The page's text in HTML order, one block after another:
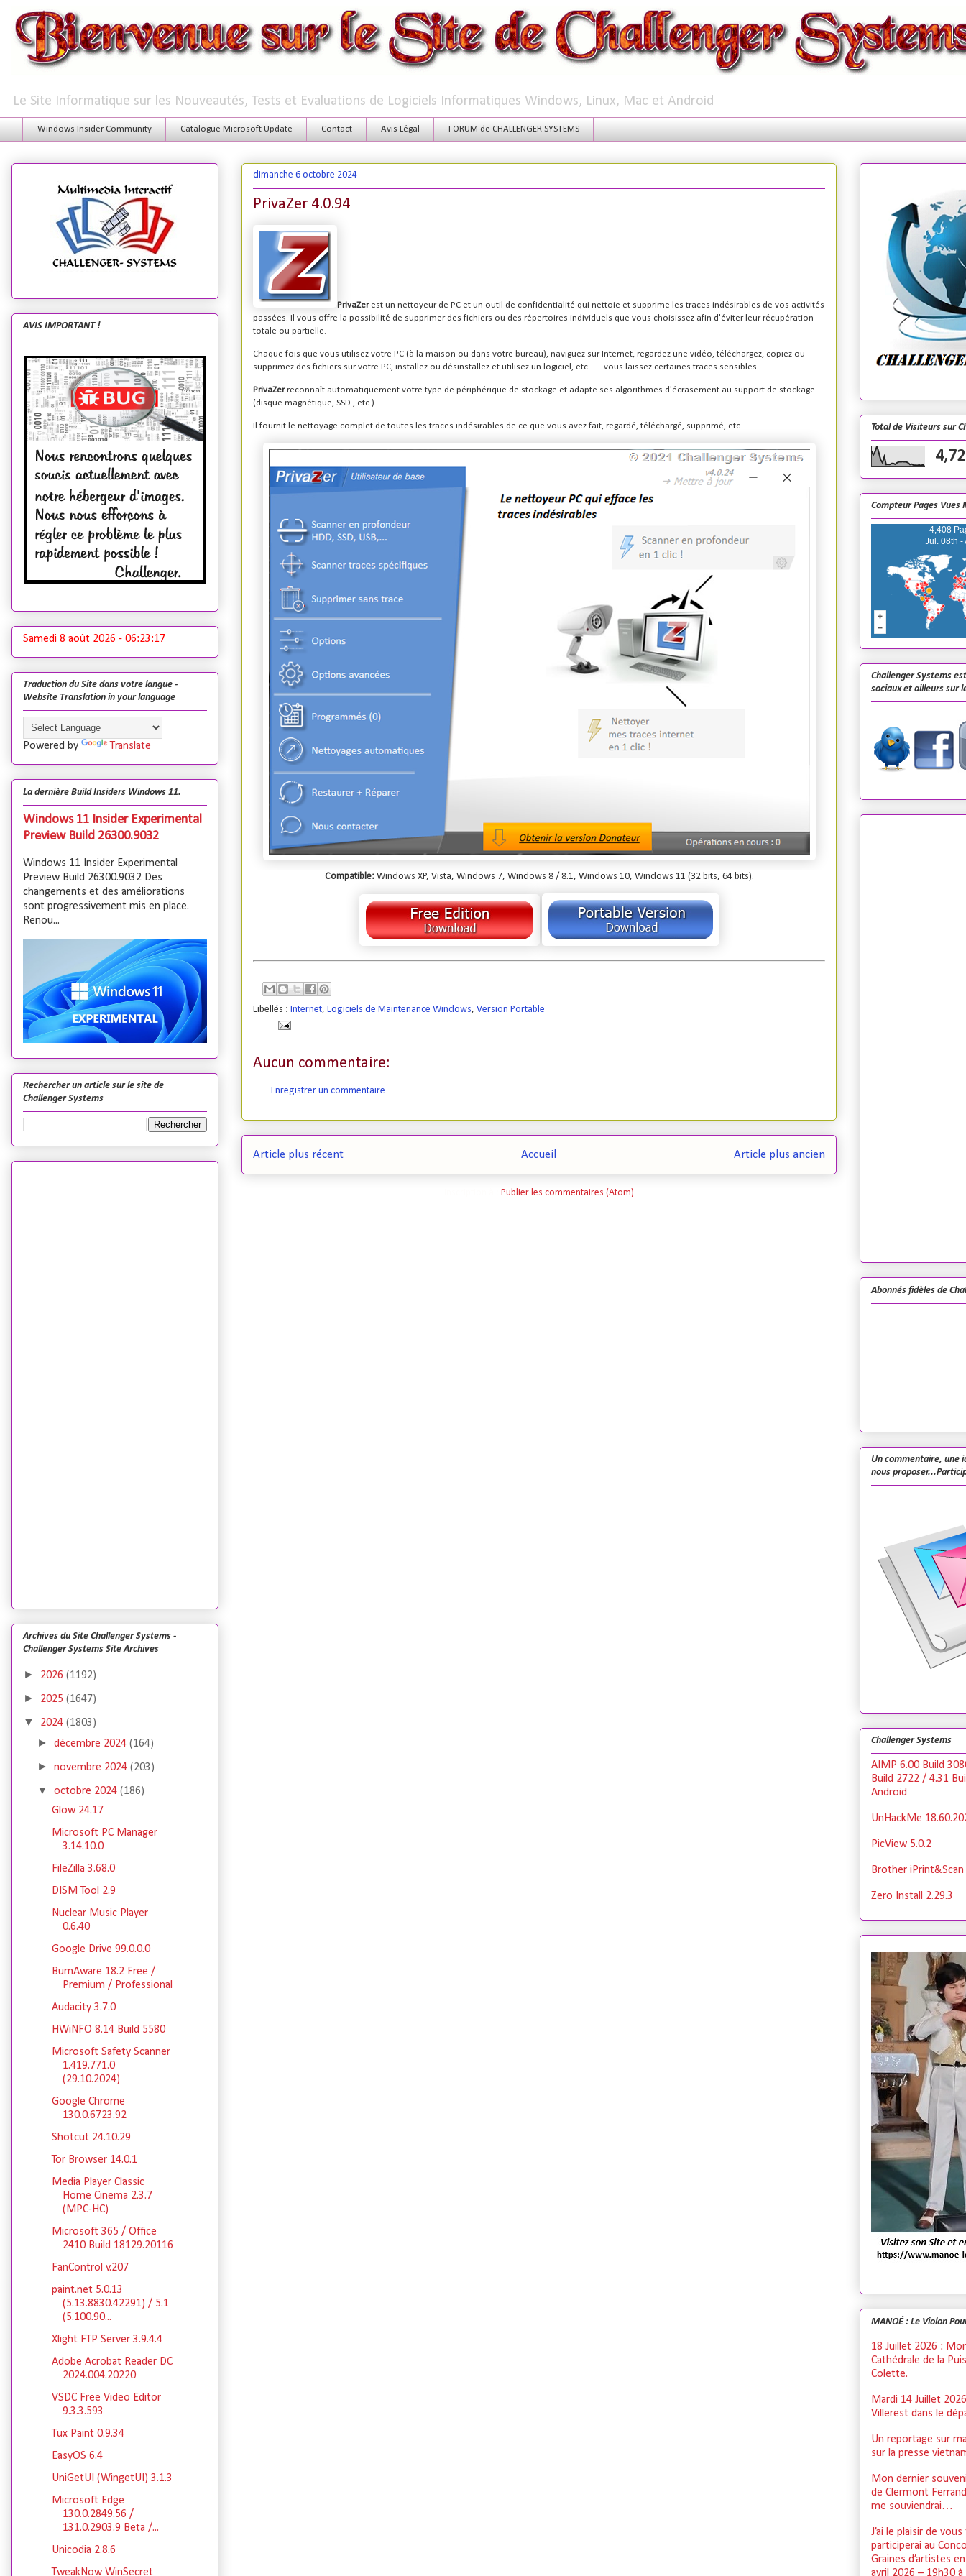
Le Site Informatique sur les Nouveautés, Tests et Evaluations de Logiciels Informatiques Windows, Linux, Mac et Android
Windows Insider Community Catalogue Microsoft Update Contact Avis Légal FORUM de CHALLENGER SYSTEMS
dimanche 6 octobre 2024
PrivaZer 4.0.94
PrivaZer est un nettoyeur de PC et un outil de confidentialité qui nettoie et supprime les traces indésirables de vos activités
passées. Il vous offre la possibilité de supprimer des fichiers ou des répertoires individuels que vous choisissez afin d'éviter leur récupération
totale ou partielle.
Chaque fois que vous utilisez votre PC (à la maison ou dans votre bureau), naviguez sur Internet, regardez une vidéo, téléchargez, copiez ou
supprimez des fichiers sur votre PC, installez ou désinstallez et utilisez un logiciel, etc. … vous laissez certaines traces sensibles.
PrivaZer reconnaît automatiquement votre type de périphérique de stockage et adapte ses algorithmes d'écrasement au support de stockage
(disque magnétique, SSD , etc.).
Il fournit le nettoyage complet de toutes les traces indésirables de ce que vous avez fait, regardé, téléchargé, supprimé, etc..
Compatible: Windows XP, Vista, Windows 7, Windows 8 / 8.1, Windows 10, Windows 11 (32 bits, 64 bits).
Libellés : Internet, Logiciels de Maintenance Windows, Version Portable
Aucun commentaire:
Enregistrer un commentaire
Article plus récent Article plus ancien
Accueil
Publier les commentaires (Atom)
AVIS IMPORTANT !
Samedi 8 août 2026 - 06:23:18
Traduction du Site dans votre langue -
Website Translation in your language
Powered by Translate
La dernière Build Insiders Windows 11.
Windows 11 Insider Experimental
Preview Build 26300.9032
Windows 11 Insider Experimental
Preview Build 26300.9032 Des
changements et des améliorations
sont progressivement mis en place.
Renou...
Rechercher un article sur le site de
Challenger Systems
Archives du Site Challenger Systems -
Challenger Systems Site Archives
► 2026 (1192)
► 2025 (1647)
▼ 2024 (1803)
►décembre 2024(164)
►novembre 2024(203)
▼octobre 2024(186)
Glow 24.17
Microsoft PC Manager
3.14.10.0
FileZilla 3.68.0
DISM Tool 2.9
Nuclear Music Player
0.6.40
Google Drive 99.0.0.0
BurnAware 18.2 Free /
Premium / Professional
Audacity 3.7.0
HWiNFO 8.14 Build 5580
Microsoft Safety Scanner
1.419.771.0
(29.10.2024)
Google Chrome
130.0.6723.92
Shotcut 24.10.29
Tor Browser 14.0.1
Media Player Classic
Home Cinema 2.3.7
(MPC-HC)
Microsoft 365 / Office
2410 Build 18129.20116
FanControl v.207
paint.net 5.0.13
(5.13.8830.42291) / 5.1
(5.100.90...
Xlight FTP Server 3.9.4.4
Adobe Acrobat Reader DC
2024.004.20220
VSDC Free Video Editor
9.3.3.593
Tux Paint 0.9.34
EasyOS 6.4
UniGetUI (WingetUI) 3.1.3
Microsoft Edge
130.0.2849.56 /
131.0.2903.9 Beta /...
Unicodia 2.8.6
TweakNow WinSecret
Total de Visiteurs sur
Compteur Pages Vues
4,408
Jul. 08th -
Challenger Systems
sociaux et ailleurs sur
Abonnés fidèles de
Un commentaire, une
nous
Challenger Systems
AIMP 6.00 Build
Build 2722 / 4.31
Android
UnHackMe
PicView 5.0.2
Brother iPrint&Scan
Zero Install 2.29.3
MANOÉ : Le Violon
18 Juillet 2026 :
Cathédrale de la
Colette.
Mardi 14 Juillet
Villerest dans le
Un reportage sur
sur la presse
Mon dernier
de Clermont
me souviendrai…
J’ai le plaisir de
participerai au
Graines d’artistes
avril 2026 – 19h30